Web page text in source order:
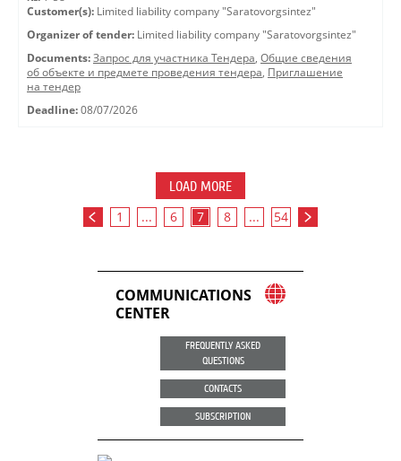
Customer(s): Limited liability company "Saratovorgsintez"
Organizer of tender: Limited liability company "Saratovorgsintez"
Documents: Запрос для участника Тендера, Общие сведения
об объекте и предмете проведения тендера, Приглашение
на тендер
Deadline: 08/07/2026
LOAD MORE
1 ... 6 7 8 ... 54
COMMUNICATIONS
CENTER
FREQUENTLY ASKED
QUESTIONS
CONTACTS
SUBSCRIPTION